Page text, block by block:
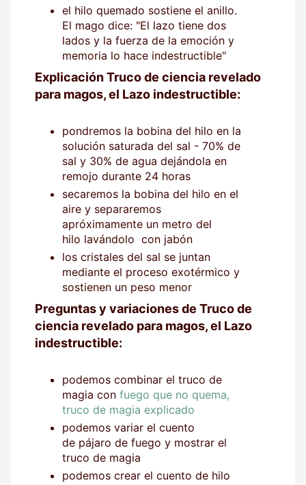
el hilo quemado sostiene el anillo.
El mago dice: "El lazo tiene dos
lados y la fuerza de la emoción y
memoria lo hace indestructible"
Explicación Truco de ciencia revelado
para magos, el Lazo indestructible:
pondremos la bobina del hilo en la
solución saturada del sal - 70% de
sal y 30% de agua dejándola en
remojo durante 24 horas
secaremos la bobina del hilo en el
aire y separaremos
apróximamente un metro del
hilo lavándolo con jabón
los cristales del sal se juntan
mediante el proceso exotérmico y
sostienen un peso menor
Preguntas y variaciones de Truco de
ciencia revelado para magos, el Lazo
indestructible:
podemos combinar el truco de
magia con fuego que no quema,
truco de magia explicado
podemos variar el cuento
de pájaro de fuego y mostrar el
truco de magia
podemos crear el cuento de hilo